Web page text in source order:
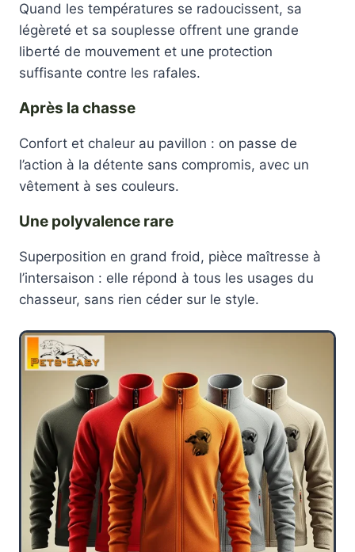
Quand les températures se radoucissent, sa
légèreté et sa souplesse offrent une grande
liberté de mouvement et une protection
suffisante contre les rafales.
Après la chasse
Confort et chaleur au pavillon : on passe de
l’action à la détente sans compromis, avec un
vêtement à ses couleurs.
Une polyvalence rare
Superposition en grand froid, pièce maîtresse à
l’intersaison : elle répond à tous les usages du
chasseur, sans rien céder sur le style.